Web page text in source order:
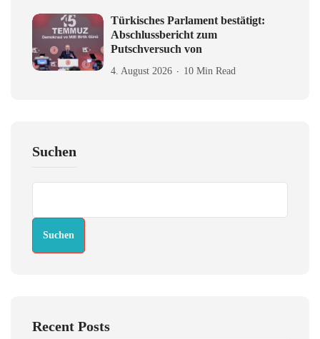
Türkisches Parlament bestätigt:
Abschlussbericht zum
Putschversuch von
4. August 2026 10 Min Read
Suchen
Suchen
Recent Posts